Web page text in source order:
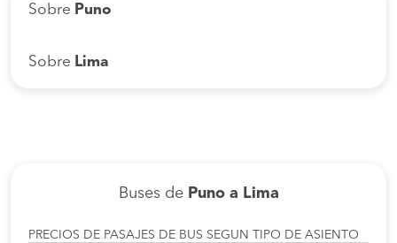
Sobre Puno
Sobre Lima
Buses de Puno a Lima
PRECIOS DE PASAJES DE BUS SEGUN TIPO DE ASIENTO